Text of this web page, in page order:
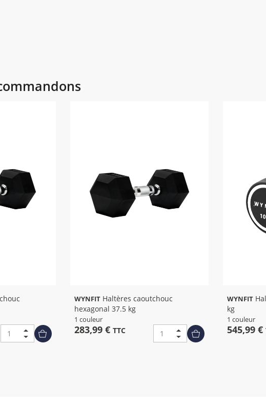
WYNFITHaltères caoutchouc
hexagonal 37.5 kg
1 couleur
283,99 € TTC
WYNFIT
kg
1 couleur
545,99 €